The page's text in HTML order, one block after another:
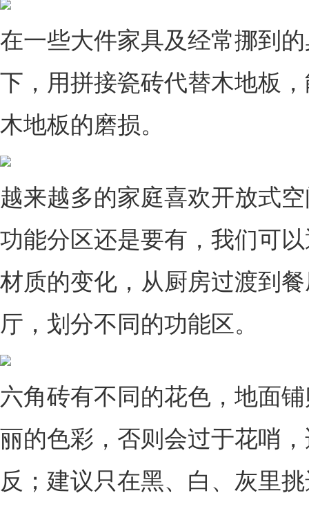
在一些大件家具及经常挪到
下，用拼接瓷砖代替木地板
木地板的磨损。
越来越多的家庭喜欢开放式
功能分区还是要有，我们可
材质的变化，从厨房过渡到
厅，划分不同的功能区。
六角砖有不同的花色，地面
丽的色彩，否则会过于花哨
反；建议只在黑、白、灰里